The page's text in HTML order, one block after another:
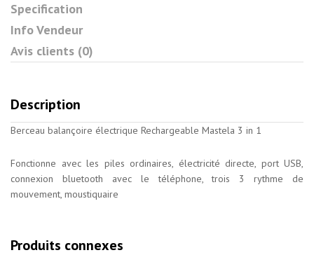
Specification
Info Vendeur
Avis clients (0)
Description
Berceau balançoire électrique Rechargeable Mastela 3 in 1
Fonctionne avec les piles ordinaires, électricité directe, port USB,
connexion bluetooth avec le téléphone, trois 3 rythme de
mouvement, moustiquaire
Produits connexes